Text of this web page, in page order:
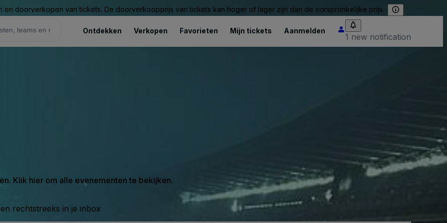
doorverkopen van tickets. De doorverkoopprijs van tickets kan hoger of lager zijn dan de oorspronkelijke prijs.
Ontdekken Verkopen Favorieten Mijn tickets Aanmelden
1 new notification
Klik hier om alle evenementen te bekijken.
rechtstreeks in je inbox